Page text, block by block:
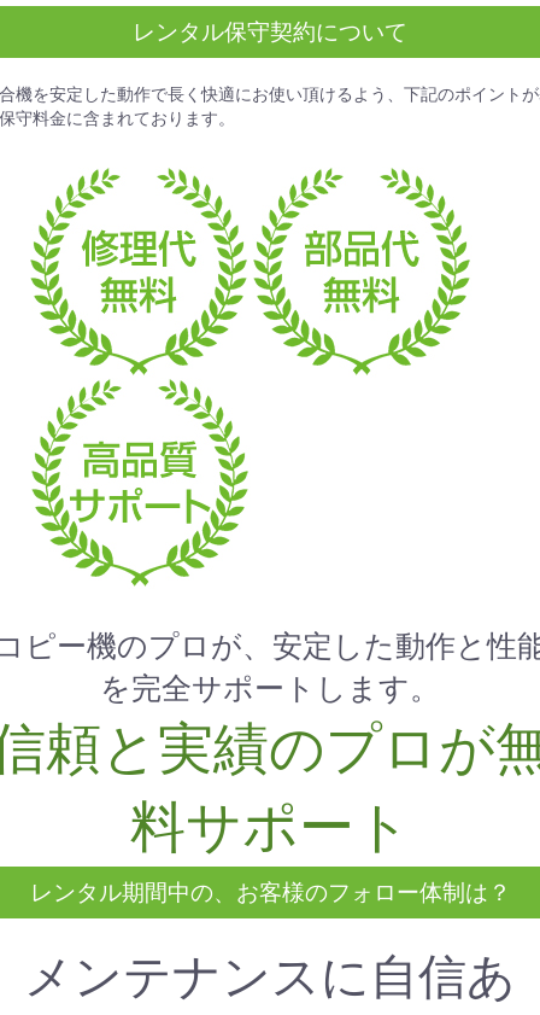
レンタル保守契約について
機を安定した動作で長く快適にお使い頂けるよう、下記のポイントが
守料金に含まれております。
ピー機のプロが、安定した動作と性
を完全サポートします。
頼と実績のプロが
料サポート
レンタル期間中の、お客様のフォロー体制は？
メンテナンスに自信あ